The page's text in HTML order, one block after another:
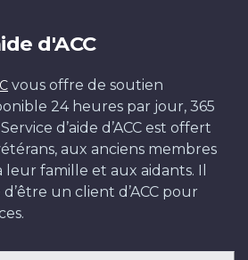
d'ACC
vous offre de soutien
24 heures par jour, 365
d’aide d’ACC est offert
aux anciens membres
leur famille et aux aidants. Il
d’être un client d’ACC pour